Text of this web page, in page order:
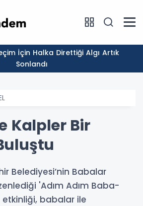
Sonlandı
Kalpler Bir
Belediyesi’nin Babalar
'Adım Adım Baba-
etkinliği, babalar ile